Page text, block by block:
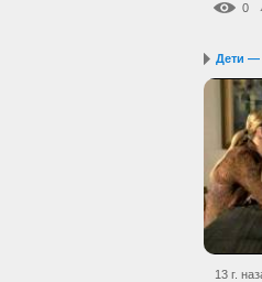
0
Дети —
13 г.